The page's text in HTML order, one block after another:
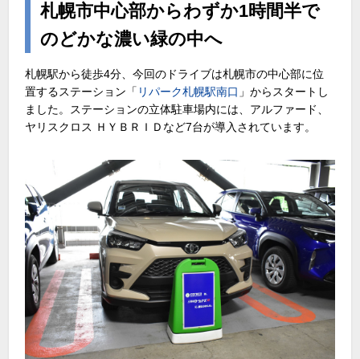
札幌市中心部からわずか1時間半で
のどかな濃い緑の中へ
札幌駅から徒歩4分、今回のドライブは札幌市の中心部に位
置するステーション「 リパーク札幌駅南口 」からスタートし
ました。ステーションの立体駐車場内には、アルファード、
ヤリスクロス ＨＹＢＲＩＤなど7台が導入されています。